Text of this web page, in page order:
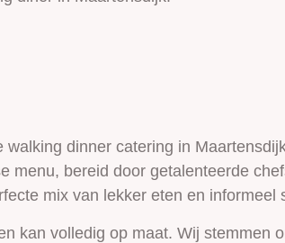
dinner catering in
menu, bereid door getalenteerde
mix van lekker eten en
kan volledig op maat. Wij